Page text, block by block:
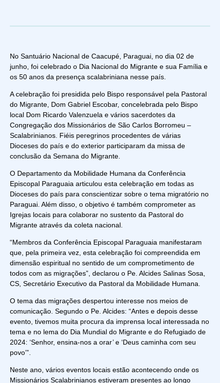
No Santuário Nacional de Caacupé, Paraguai, no dia 02 de
junho, foi celebrado o Dia Nacional do Migrante e sua Família e
os 50 anos da presença scalabriniana nesse país.
A celebração foi presidida pelo Bispo responsável pela Pastoral
do Migrante, Dom Gabriel Escobar, concelebrada pelo Bispo
local Dom Ricardo Valenzuela e vários sacerdotes da
Congregação dos Missionários de São Carlos Borromeu –
Scalabrinianos. Fiéis peregrinos procedentes de várias
Dioceses do país e do exterior participaram da missa de
conclusão da Semana do Migrante.
O Departamento da Mobilidade Humana da Conferência
Episcopal Paraguaia articulou esta celebração em todas as
Dioceses do país para conscientizar sobre o tema migratório no
Paraguai. Além disso, o objetivo é também comprometer as
Igrejas locais para colaborar no sustento da Pastoral do
Migrante através da coleta nacional.
“Membros da Conferência Episcopal Paraguaia manifestaram
que, pela primeira vez, esta celebração foi compreendida em
dimensão espiritual no sentido de um comprometimento de
todos com as migrações”, declarou o Pe. Alcides Salinas Sosa,
CS, Secretário Executivo da Pastoral da Mobilidade Humana.
O tema das migrações despertou interesse nos meios de
comunicação. Segundo o Pe. Alcides: “Antes e depois desse
evento, tivemos muita procura da imprensa local interessada no
tema e no lema do Dia Mundial do Migrante e do Refugiado de
2024: ‘Senhor, ensina-nos a orar’ e ‘Deus caminha com seu
povo’”.
Neste ano, vários eventos locais estão acontecendo onde os
Missionários Scalabrinianos estiveram presentes ao longo